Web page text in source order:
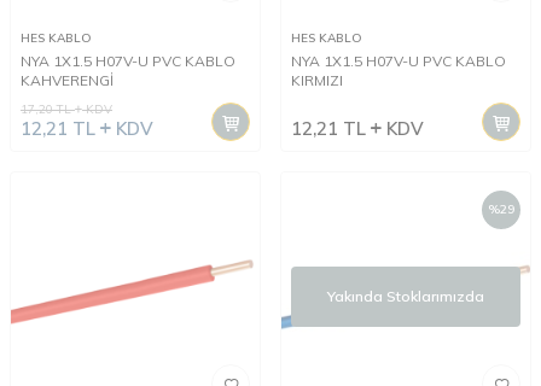
HES KABLO
NYA 1X1.5 H07V-U PVC KABLO
KAHVERENGİ
17,20TL KDV
12,21 TL KDV
HES KABLO
NYA 1X1.5 H07V-U PVC KABLO
KIRMIZI
12,21 TL KDV
%29
Yakında Stoklarımızda